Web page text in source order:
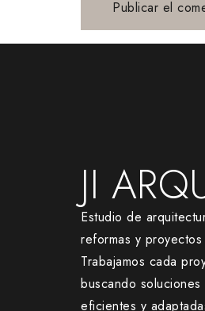
JI
Estudio de
reformas y
Trabajamos cada
buscando
eficientes y